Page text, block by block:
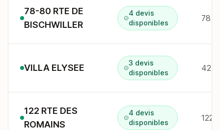
78-80 RTE DE
BISCHWILLER
4 devis
disponibles
78
VILLA ELYSEE
3 devis
disponibles
42B
122 RTE DES
ROMAINS
4 devis
disponibles
122